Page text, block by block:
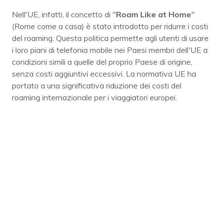
Nell'UE, infatti, il concetto di "Roam Like at Home"
(Rome come a casa) è stato introdotto per ridurre i costi
del roaming. Questa politica permette agli utenti di usare
i loro piani di telefonia mobile nei Paesi membri dell'UE a
condizioni simili a quelle del proprio Paese di origine,
senza costi aggiuntivi eccessivi. La normativa UE ha
portato a una significativa riduzione dei costi del
roaming internazionale per i viaggiatori europei.